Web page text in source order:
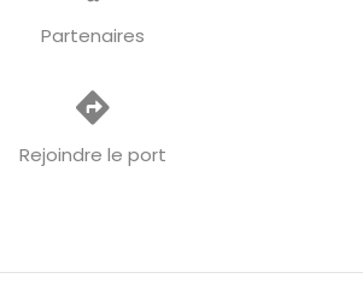
Partenaires
Rejoindre le port